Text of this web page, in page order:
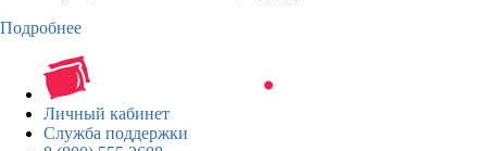
Подробнее
Личный кабинет
Служба поддержки